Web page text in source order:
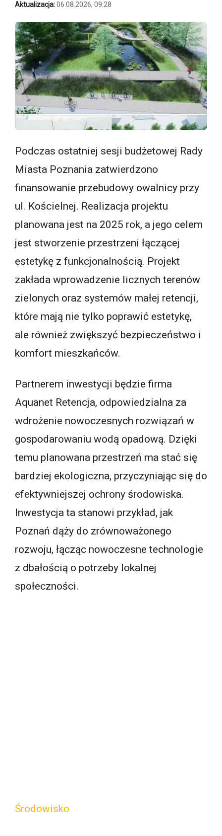
Aktualizacja:06.08.2026, 09:28
Podczas ostatniej sesji budżetowej Rady
Miasta Poznania zatwierdzono
finansowanie przebudowy owalnicy przy
ul. Kościelnej. Realizacja projektu
planowana jest na 2025 rok, a jego celem
jest stworzenie przestrzeni łączącej
estetykę z funkcjonalnością. Projekt
zakłada wprowadzenie licznych terenów
zielonych oraz systemów małej retencji,
które mają nie tylko poprawić estetykę,
ale również zwiększyć bezpieczeństwo i
komfort mieszkańców.
Partnerem inwestycji będzie firma
Aquanet Retencja, odpowiedzialna za
wdrożenie nowoczesnych rozwiązań w
gospodarowaniu wodą opadową. Dzięki
temu planowana przestrzeń ma stać się
bardziej ekologiczna, przyczyniając się do
efektywniejszej ochrony środowiska.
Inwestycja ta stanowi przykład, jak
Poznań dąży do zrównoważonego
rozwoju, łącząc nowoczesne technologie
z dbałością o potrzeby lokalnej
społeczności.
Środowisko